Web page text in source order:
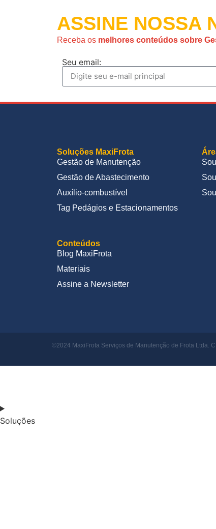
ASSINE NOSSA
Receba os melhores conteúdos sobre
Seu email:
Soluções MaxiFrota
Gestão de Manutenção
Gestão de Abastecimento
Auxílio-combustível
Tag Pedágios e Estacionamentos
Conteúdos
Blog MaxiFrota
Materiais
Assine a Newsletter
©2024 MaxiFrota Serviços de Manutenção de Frota Ltda.
Soluções